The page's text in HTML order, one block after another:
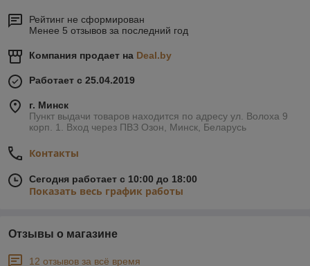
Рейтинг не сформирован
Менее 5 отзывов за последний год
Компания продает на Deal.by
Работает с 25.04.2019
г. Минск
Пункт выдачи товаров находится по адресу ул. Волоха 9
корп. 1. Вход через ПВЗ Озон, Минск, Беларусь
Контакты
Сегодня работает с 10:00 до 18:00
Показать весь график работы
Отзывы о магазине
12 отзывов за всё время